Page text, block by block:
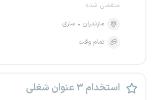
منقضی شده
مازندران
ساری
تمام وقت
استخدام ۳ عنوان شغلی